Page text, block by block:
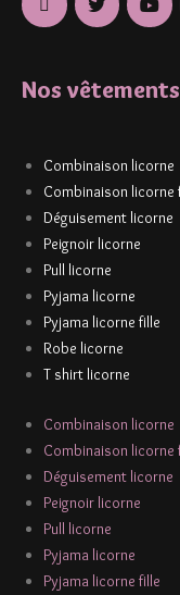
Nos vêtements
Combinaison licorne
Combinaison licorne
Déguisement licorne
Peignoir licorne
Pull licorne
Pyjama licorne
Pyjama licorne fille
Robe licorne
T shirt licorne
Combinaison licorne
Combinaison licorne
Déguisement licorne
Peignoir licorne
Pull licorne
Pyjama licorne
Pyjama licorne fille